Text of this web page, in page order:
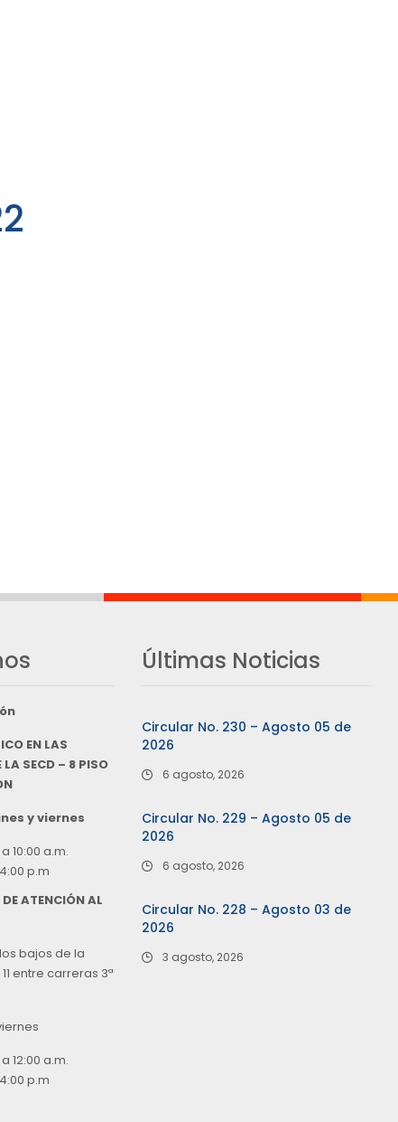
EN LAS
SECD – 8 PISO
y viernes
10:00 a.m.
p.m
ATENCIÓN AL
bajos de la
entre carreras 3ª
12:00 a.m.
p.m
Últimas Noticias
Circular No. 230 – Agosto 05 de
2026
6 agosto, 2026
Circular No. 229 – Agosto 05 de
2026
6 agosto, 2026
Circular No. 228 – Agosto 03 de
2026
3 agosto, 2026